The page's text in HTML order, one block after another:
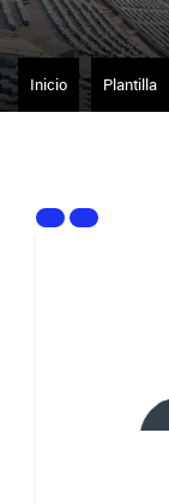
Inicio Plantilla